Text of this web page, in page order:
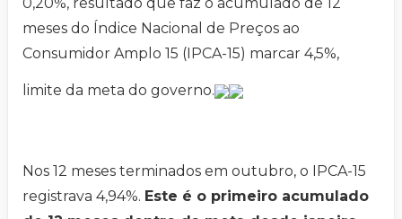
meses do Índice Nacional de Preços ao
Consumidor Amplo 15 (IPCA-15) marcar 4,5%,
limite da meta do governo.
Nos 12 meses terminados em outubro, o IPCA-15
registrava 4,94%. Este é o primeiro acumulado